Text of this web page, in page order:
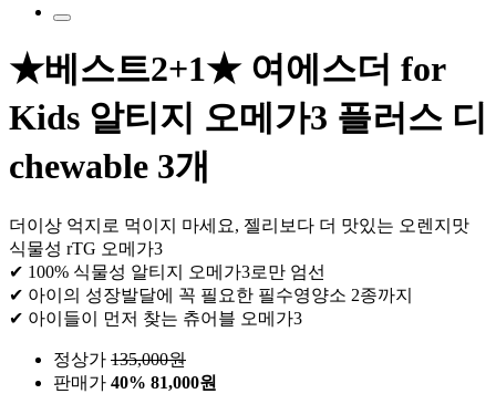
★베스트2+1★ 여에스더 for
Kids 알티지 오메가3 플러스 디
chewable 3개
더이상 억지로 먹이지 마세요, 젤리보다 더 맛있는 오렌지맛
식물성 rTG 오메가3
✔ 100% 식물성 알티지 오메가3로만 엄선
✔ 아이의 성장발달에 꼭 필요한 필수영양소 2종까지
✔ 아이들이 먼저 찾는 츄어블 오메가3
정상가 135,000원
판매가 40% 81,000원